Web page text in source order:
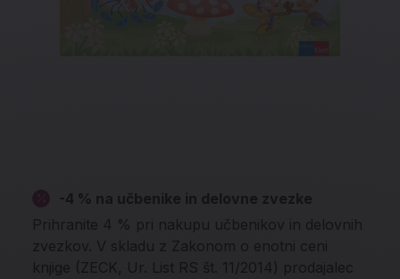
-4 % na učbenike in delovne zvezke
Prihranite 4 % pri nakupu učbenikov in delovnih
zvezkov. V skladu z Zakonom o enotni ceni
knjige (ZECK, Ur. List RS št. 11/2014) prodajalec